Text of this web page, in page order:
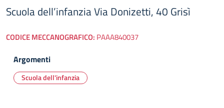
Scuola dell’infanzia Via Donizetti, 40 Grisì
CODICE MECCANOGRAFICO: PAAA840037
Argomenti
Scuola dell'infanzia